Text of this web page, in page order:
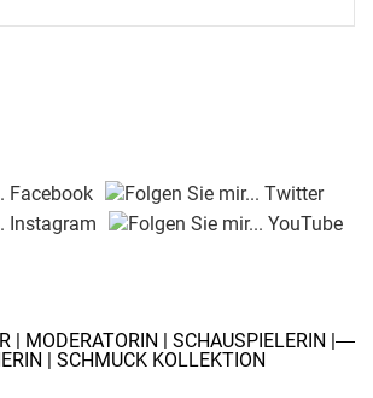
| MODERATORIN | SCHAUSPIELERIN |
| SCHMUCK KOLLEKTION